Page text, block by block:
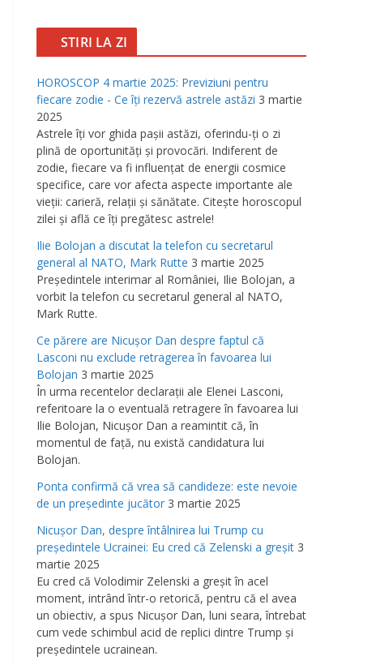
STIRI LA ZI
HOROSCOP 4 martie 2025: Previziuni pentru
fiecare zodie - Ce îţi rezervă astrele astăzi 3 martie
2025
Astrele îţi vor ghida paşii astăzi, oferindu-ţi o zi
plină de oportunităţi şi provocări. Indiferent de
zodie, fiecare va fi influenţat de energii cosmice
specifice, care vor afecta aspecte importante ale
vieţii: carieră, relaţii şi sănătate. Citeşte horoscopul
zilei şi află ce îţi pregătesc astrele!
Ilie Bolojan a discutat la telefon cu secretarul
general al NATO, Mark Rutte 3 martie 2025
Preşedintele interimar al României, Ilie Bolojan, a
vorbit la telefon cu secretarul general al NATO,
Mark Rutte.
Ce părere are Nicuşor Dan despre faptul că
Lasconi nu exclude retragerea în favoarea lui
Bolojan 3 martie 2025
În urma recentelor declaraţii ale Elenei Lasconi,
referitoare la o eventuală retragere în favoarea lui
Ilie Bolojan, Nicuşor Dan a reamintit că, în
momentul de faţă, nu există candidatura lui
Bolojan.
Ponta confirmă că vrea să candideze: este nevoie
de un preşedinte jucător 3 martie 2025
Nicuşor Dan, despre întâlnirea lui Trump cu
preşedintele Ucrainei: Eu cred că Zelenski a greşit 3
martie 2025
Eu cred că Volodimir Zelenski a greşit în acel
moment, intrând într-o retorică, pentru că el avea
un obiectiv, a spus Nicuşor Dan, luni seara, întrebat
cum vede schimbul acid de replici dintre Trump şi
preşedintele ucrainean.